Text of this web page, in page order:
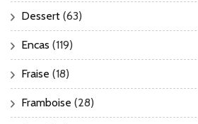
Dessert (63)
Encas (119)
Fraise (18)
Framboise (28)